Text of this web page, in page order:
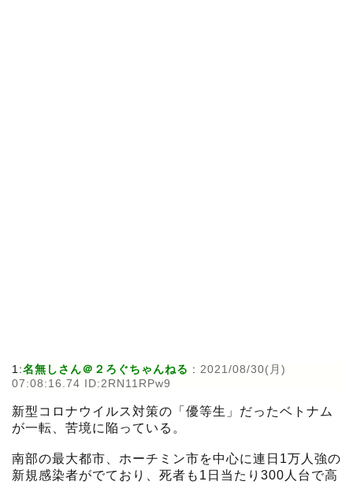
1:名無しさん＠２ろぐちゃんねる : 2021/08/30(月)
07:08:16.74 ID:2RN11RPw9
新型コロナウイルス対策の「優等生」だったベトナム
が一転、苦境に陥っている。
南部の最大都市、ホーチミン市を中心に連日1万人強の
新規感染者がでており、死者も1日当たり300人台で高